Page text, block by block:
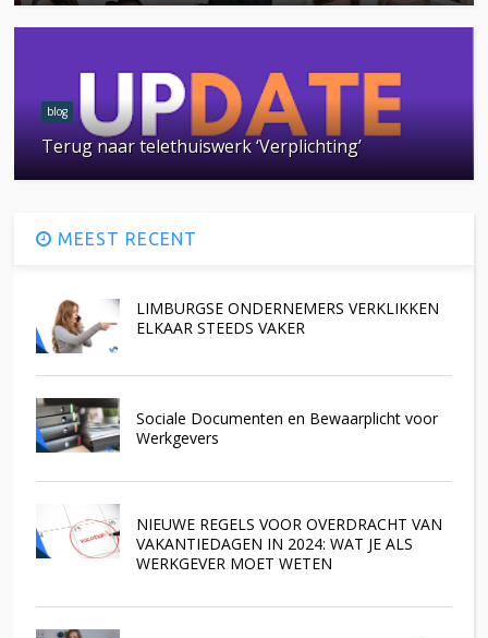
blog
Terug naar telethuiswerk ‘Verplichting’
MEEST RECENT
LIMBURGSE ONDERNEMERS VERKLIKKEN
ELKAAR STEEDS VAKER
Sociale Documenten en Bewaarplicht voor
Werkgevers
NIEUWE REGELS VOOR OVERDRACHT VAN
VAKANTIEDAGEN IN 2024: WAT JE ALS
WERKGEVER MOET WETEN